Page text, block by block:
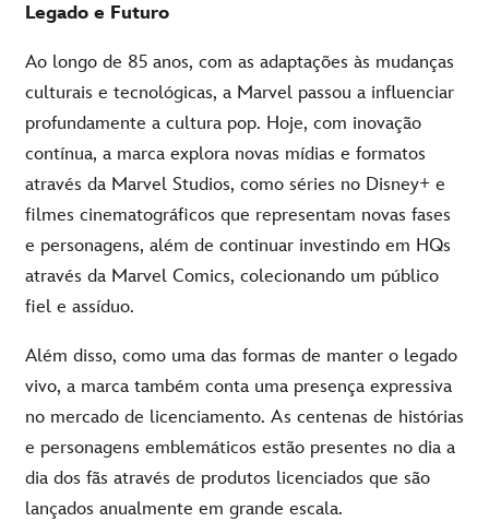
Legado e Futuro
Ao longo de 85 anos, com as adaptações às mudanças
culturais e tecnológicas, a Marvel passou a influenciar
profundamente a cultura pop. Hoje, com inovação
contínua, a marca explora novas mídias e formatos
através da Marvel Studios, como séries no Disney+ e
filmes cinematográficos que representam novas fases
e personagens, além de continuar investindo em HQs
através da Marvel Comics, colecionando um público
fiel e assíduo.
Além disso, como uma das formas de manter o legado
vivo, a marca também conta uma presença expressiva
no mercado de licenciamento. As centenas de histórias
e personagens emblemáticos estão presentes no dia a
dia dos fãs através de produtos licenciados que são
lançados anualmente em grande escala.